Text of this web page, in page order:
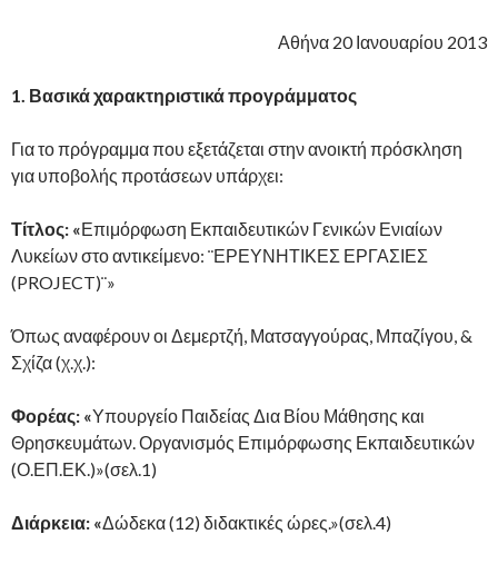
Αθήνα 20 Ιανουαρίου 2013
1. Βασικά χαρακτηριστικά προγράμματος
Για το πρόγραμμα που εξετάζεται στην ανοικτή πρόσκληση
για υποβολής προτάσεων υπάρχει:
Τίτλος: «Επιμόρφωση Εκπαιδευτικών Γενικών Ενιαίων
Λυκείων στο αντικείμενο: ¨ΕΡΕΥΝΗΤΙΚΕΣ ΕΡΓΑΣΙΕΣ
(PROJECT)¨»
Όπως αναφέρουν οι Δεμερτζή, Ματσαγγούρας, Μπαζίγου, &
Σχίζα (χ.χ.):
Φορέας: «Υπουργείο Παιδείας Δια Βίου Μάθησης και
Θρησκευμάτων. Οργανισμός Επιμόρφωσης Εκπαιδευτικών
(Ο.ΕΠ.ΕΚ.)»(σελ.1)
Διάρκεια: «Δώδεκα (12) διδακτικές ώρες.»(σελ.4)